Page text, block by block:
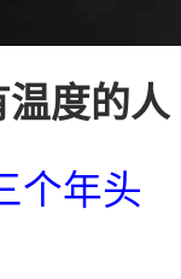
度的人
个年头